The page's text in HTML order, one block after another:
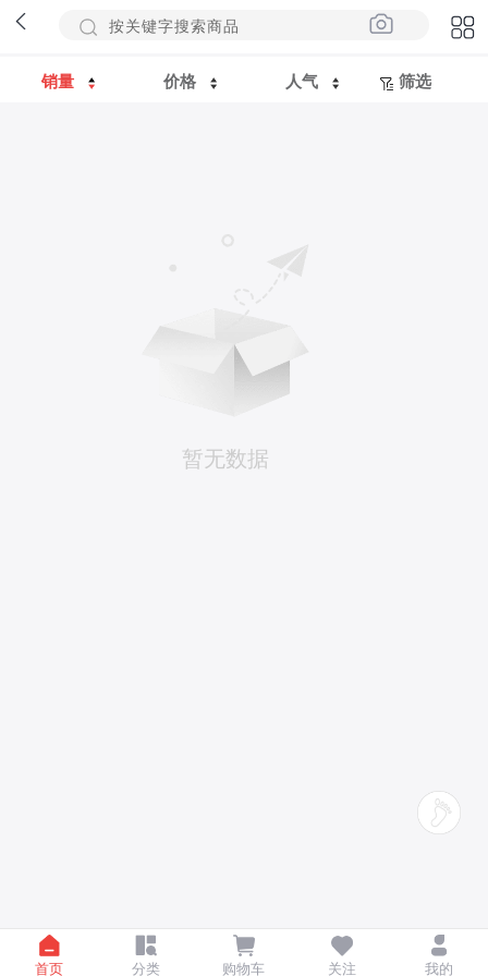
销量 价格 人气 筛选
暂无数据
首页 分类 购物车 关注 我的